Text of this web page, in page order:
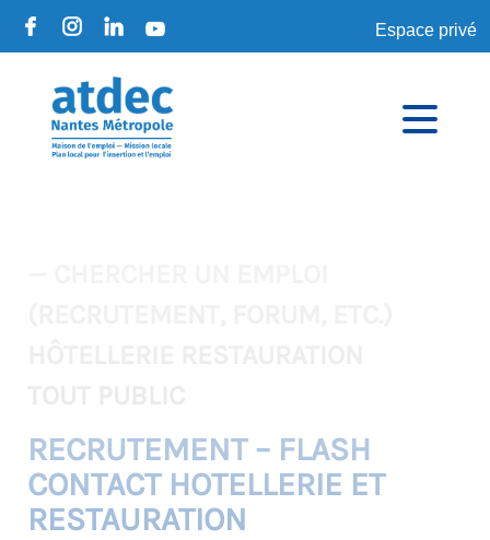
Espace privé
RECRUTEMENT – FLASH
CONTACT HOTELLERIE ET
RESTAURATION